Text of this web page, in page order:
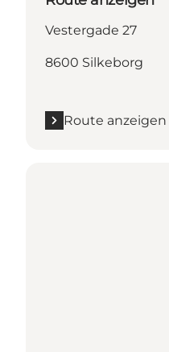
Vestergade 27
8600 Silkeborg
Route anzeigen